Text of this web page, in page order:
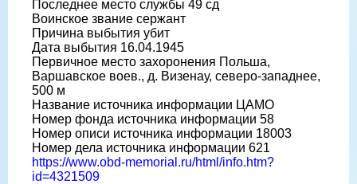
Последнее место службы 49 сд
Воинское звание сержант
Причина выбытия убит
Дата выбытия 16.04.1945
Первичное место захоронения Польша,
Варшавское воев., д. Визенау, северо-западнее,
500 м
Название источника информации ЦАМО
Номер фонда источника информации 58
Номер описи источника информации 18003
Номер дела источника информации 621
https://www.obd-memorial.ru/html/info.htm?
id=4321509